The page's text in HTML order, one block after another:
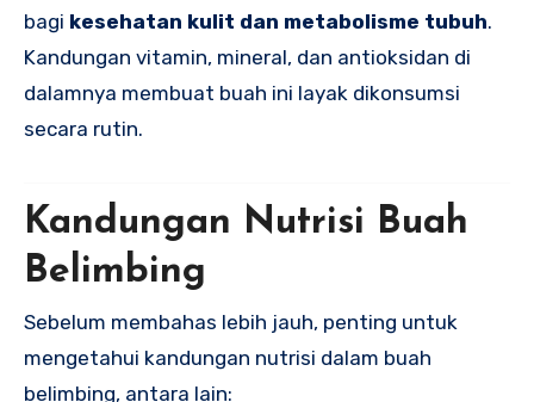
bagi kesehatan kulit dan metabolisme tubuh.
Kandungan vitamin, mineral, dan antioksidan di
dalamnya membuat buah ini layak dikonsumsi
secara rutin.
Kandungan Nutrisi Buah
Belimbing
Sebelum membahas lebih jauh, penting untuk
mengetahui kandungan nutrisi dalam buah
belimbing, antara lain: